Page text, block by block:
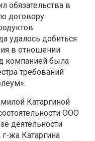
обязательства в
договору
удалось добиться
в отношении
компанией была
требований
Катаргиной
ООО
деятельности
жа Катаргина